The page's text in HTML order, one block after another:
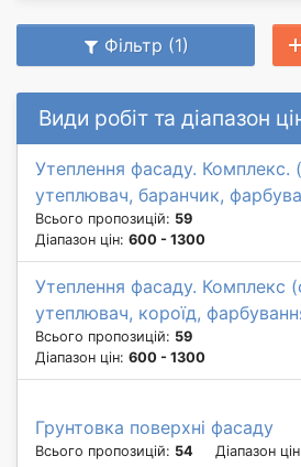
Фільтр (1)
Види робіт та діапазон
Утеплення фасаду. Комплекс.
утеплювач, баранчик,
Всього пропозицій: 59
Діапазон цін: 600 - 1300
Утеплення фасаду. Комплекс
утеплювач, короїд,
Всього пропозицій: 59
Діапазон цін: 600 - 1300
Грунтовка поверхні фасаду
Всього пропозицій: 54 Діапазон